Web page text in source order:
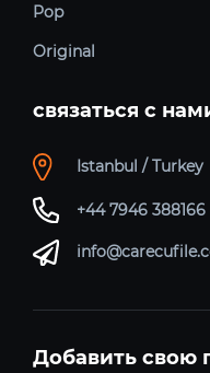
Pop
Original
связаться с
Istanbul / Turkey
+44 7946 388166
Добавить свою